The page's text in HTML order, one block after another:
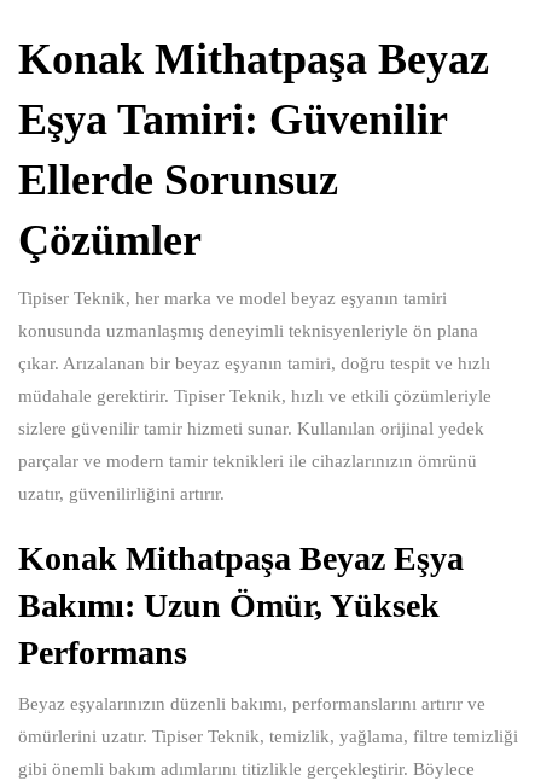
Konak Mithatpaşa Beyaz
Eşya Tamiri: Güvenilir
Ellerde Sorunsuz
Çözümler
Tipiser Teknik, her marka ve model beyaz eşyanın tamiri
konusunda uzmanlaşmış deneyimli teknisyenleriyle ön plana
çıkar. Arızalanan bir beyaz eşyanın tamiri, doğru tespit ve hızlı
müdahale gerektirir. Tipiser Teknik, hızlı ve etkili çözümleriyle
sizlere güvenilir tamir hizmeti sunar. Kullanılan orijinal yedek
parçalar ve modern tamir teknikleri ile cihazlarınızın ömrünü
uzatır, güvenilirliğini artırır.
Konak Mithatpaşa Beyaz Eşya
Bakımı: Uzun Ömür, Yüksek
Performans
Beyaz eşyalarınızın düzenli bakımı, performanslarını artırır ve
ömürlerini uzatır. Tipiser Teknik, temizlik, yağlama, filtre temizliği
gibi önemli bakım adımlarını titizlikle gerçekleştirir. Böylece